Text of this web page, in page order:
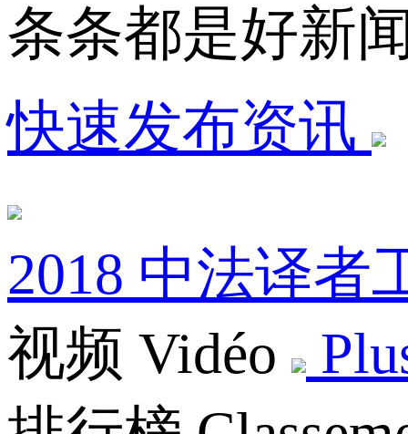
条条都是好新
快速发布资讯
2018 中法译者
视频 Vidéo